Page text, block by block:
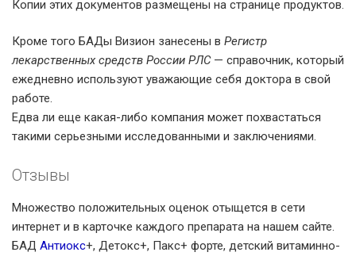
Копии этих документов размещены на странице продуктов.
Кроме того БАДы Визион занесены в Регистр
лекарственных средств России РЛС— справочник, который
ежедневно используют уважающие себя доктора в свой
работе.
Едва ли еще какая-либо компания может похвастаться
такими серьезными исследованными и заключениями.
Отзывы
Множество положительных оценок отыщется в сети
интернет и в карточке каждого препарата на нашем сайте.
БАД Антиокс+, Детокс+, Пакс+ форте, детский витаминно-